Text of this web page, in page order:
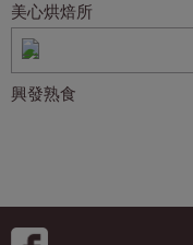
美心烘焙所
興發熟食